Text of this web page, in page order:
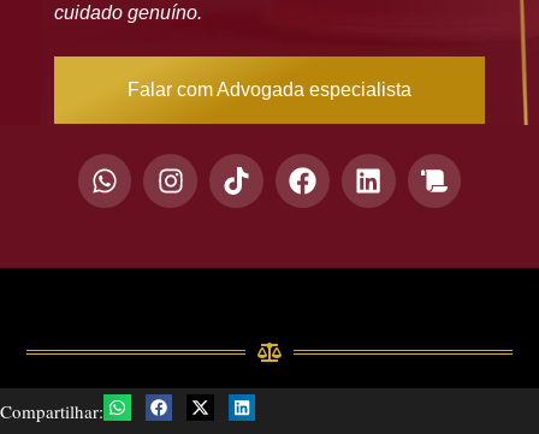
cuidado genuíno.
Falar com Advogada especialista
Compartilhar: